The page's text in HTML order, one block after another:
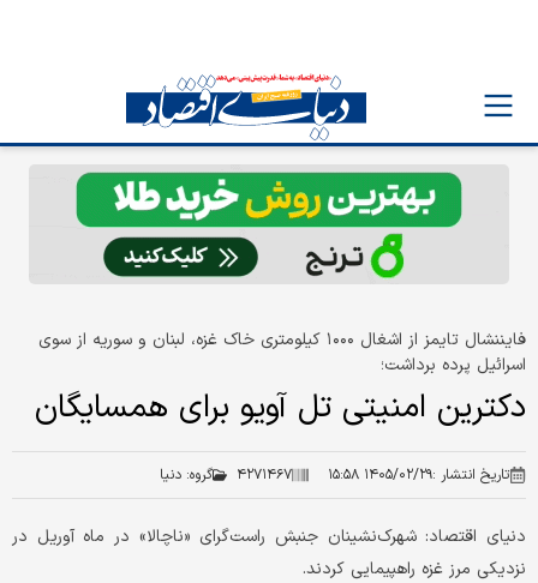
فایننشال تایمز از اشغال ۱۰۰۰ کیلومتری خاک غزه، لبنان و سوریه از سوی
اسرائیل پرده برداشت؛
دکترین امنیتی تل آویو برای همسایگان
تاریخ انتشار :۱۴۰۵/۰۲/۲۹ ۱۵:۵۸ ۴۲۷۱۴۶۷ گروه: دنیا
دنیای اقتصاد: شهرک‌نشینان جنبش راست‌گرای «ناچالا» در ماه آوریل در
نزدیکی مرز غزه راهپیمایی کردند.